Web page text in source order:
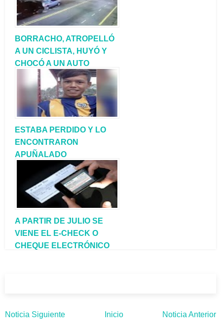
BORRACHO, ATROPELLÓ
A UN CICLISTA, HUYÓ Y
CHOCÓ A UN AUTO
ESTACIONADO
ESTABA PERDIDO Y LO
ENCONTRARON
APUÑALADO
A PARTIR DE JULIO SE
VIENE EL E-CHECK O
CHEQUE ELECTRÓNICO
Noticia Siguiente Inicio Noticia Anterior